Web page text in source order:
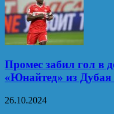
Промес забил гол в
«Юнайтед» из
26.10.2024